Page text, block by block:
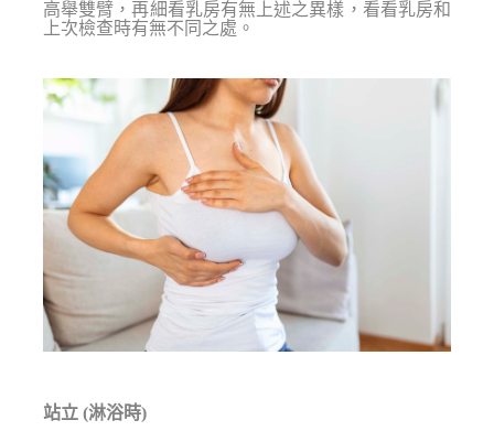
高舉雙臂，再細看乳房有無上述之異樣，看看乳房和
上次檢查時有無不同之處。
站立(淋浴時)